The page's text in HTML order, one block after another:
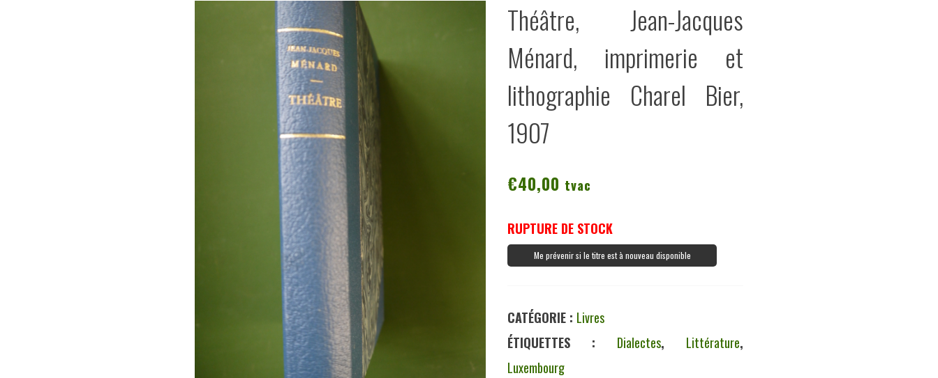
Théâtre, Jean-Jacques
Ménard, imprimerie et
lithographie Charel Bier,
1907
€40,00 tvac
RUPTURE DE STOCK
Me prévenir si le titre est à nouveau disponible
CATÉGORIE : Livres
ÉTIQUETTES : Dialectes, Littérature,
Luxembourg